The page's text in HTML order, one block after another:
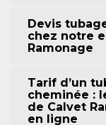
Devis
chez notre
Ramonage
Tarif d’un
cheminée :
de Calvet
en ligne